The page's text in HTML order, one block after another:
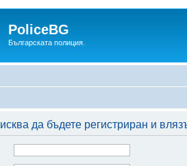
PoliceBG
Българската полиция.
да бъдете регистриран и